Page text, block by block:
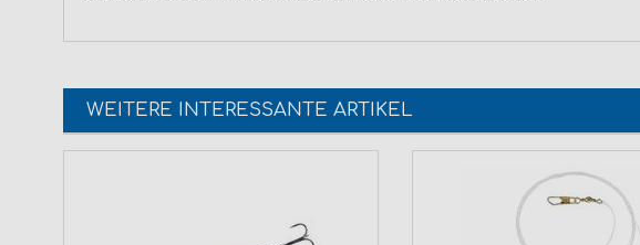
WEITERE INTERESSANTE ARTIKEL